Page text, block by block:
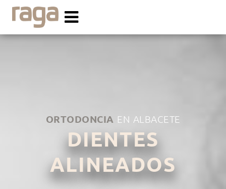
ORTODONCIA EN ALBACETE
DIENTES
ALINEADOS